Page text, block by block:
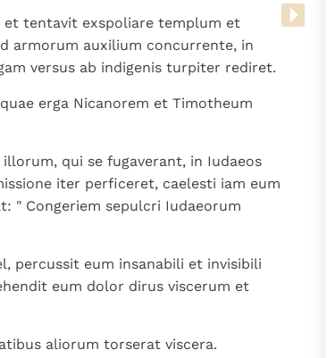
taak"
toont ons de
om "naar het
toe te keren.
et tentavit exspoliare templum et
armorum auxilium concurrente, in
versus ab indigenis turpiter rediret.
erga Nicanorem et Timotheum
qui se fugaverant, in Iudaeos
iter perficeret, caelesti iam eum
" Congeriem sepulcri Iudaeorum
percussit eum insanabili et invisibili
eum dolor dirus viscerum et
aliorum torserat viscera.